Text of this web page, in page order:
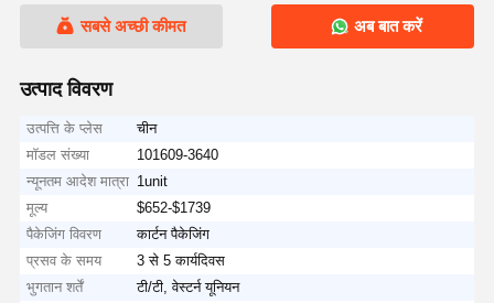
सबसे अच्छी कीमत अब बात करें
उत्पाद विवरण
उत्पत्ति के प्लेस
चीन
मॉडल संख्या
101609-3640
न्यूनतम आदेश मात्रा 1unit
मूल्य
$652-$1739
पैकेजिंग विवरण
कार्टन पैकेजिंग
प्रसव के समय
3 से 5 कार्यदिवस
भुगतान शर्तें
टी/टी, वेस्टर्न यूनियन